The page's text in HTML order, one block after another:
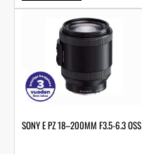
SONY E PZ 18–200MM F3.5-6.3 OSS